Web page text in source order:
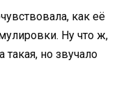
как её
Ну что ж,
но звучало